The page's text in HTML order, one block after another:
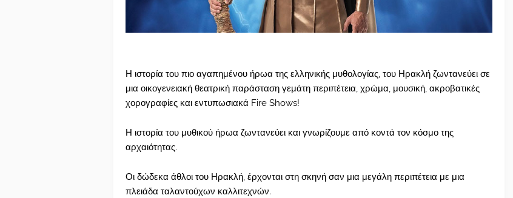
Η ιστορία του πιο αγαπημένου ήρωα της ελληνικής μυθολογίας, του Ηρακλή ζωντανεύει σε
μια οικογενειακή θεατρική παράσταση γεμάτη περιπέτεια, χρώμα, μουσική, ακροβατικές
χορογραφίες και εντυπωσιακά Fire Shows!
Η ιστορία του μυθικού ήρωα ζωντανεύει και γνωρίζουμε από κοντά τον κόσμο της
αρχαιότητας.
Οι δώδεκα άθλοι του Ηρακλή, έρχονται στη σκηνή σαν μια μεγάλη περιπέτεια με μια
πλειάδα ταλαντούχων καλλιτεχνών.